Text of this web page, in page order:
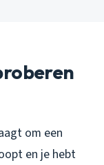
om een
en je hebt